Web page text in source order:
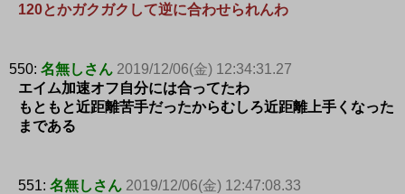
120とかガクガクして逆に合わせられんわ
550: 名無しさん 2019/12/06(金) 12:34:31.27
エイム加速オフ自分には合ってたわ
もともと近距離苦手だったからむしろ近距離上手くなった
まである
551: 名無しさん 2019/12/06(金) 12:47:08.33